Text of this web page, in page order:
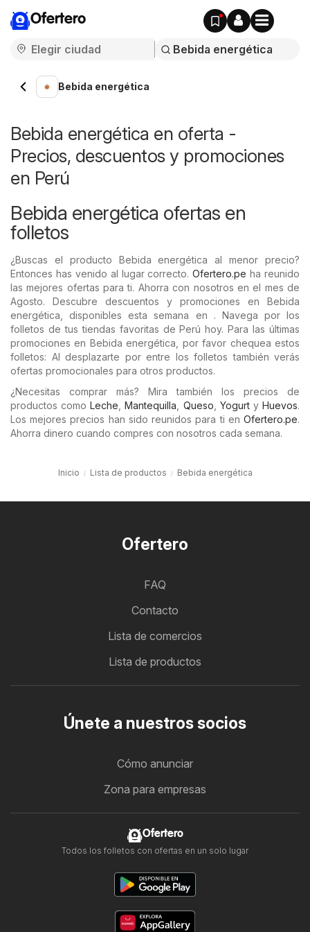
Ofertero
Bebida energética
Bebida energética en oferta -
Precios, descuentos y promociones
en Perú
Bebida energética ofertas en
folletos
¿Buscas el producto Bebida energética al menor precio?
Entonces has venido al lugar correcto.Ofertero.pe ha reunido
las mejores ofertas para ti. Ahorra con nosotros en el mes de
Agosto. Descubre descuentos y promociones en Bebida
energética, disponibles esta semana en . Navega por los
folletos de tus tiendas favoritas de Perú hoy. Para las últimas
promociones en Bebida energética, por favor chequea estos
folletos: Al desplazarte por entre los folletos también verás
ofertas promocionales para otros productos.
¿Necesitas comprar más? Mira también los precios de
productos comoLeche ,Mantequilla Queso YogurtyHuevos.
Los mejores precios han sido reunidos para ti en Ofertero.pe.
Ahorra dinero cuando compres con nosotros cada semana.
Inicio Lista de productos Bebida energética
Ofertero
FAQ
Contacto
Lista de comercios
Lista de productos
Únete a nuestros socios
Cómo anunciar
Zona para empresas
Ofertero
Todos los folletos con ofertas en un solo lugar